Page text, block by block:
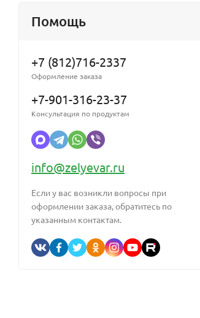
Помощь
+7 (812)716-2337
Оформление заказа
+7-901-316-23-37
Консультация по продуктам
info@zelyevar.ru
Если у вас возникли вопросы при
оформлении заказа, обратитесь по
указанным контактам.